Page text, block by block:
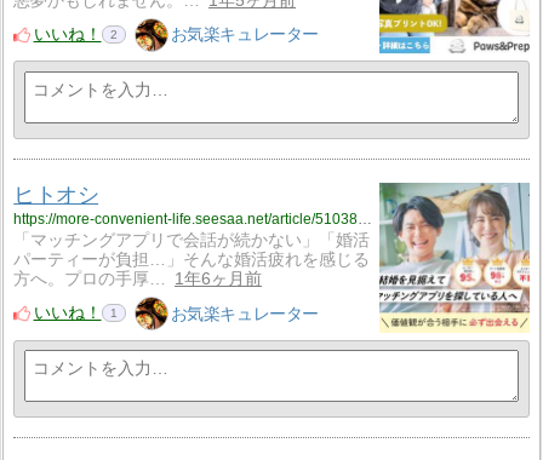
いいね！
2 お気楽キュレーター
ヒトオシ
https://more-convenient-life.seesaa.net/article/510389586.html
「マッチングアプリで会話が続かない」「婚活
パーティーが負担…」そんな婚活疲れを感じる
方へ。プロの手厚…
1年6ヶ月前
いいね！
1 お気楽キュレーター